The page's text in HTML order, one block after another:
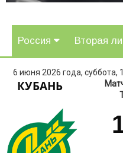
Россия Вторая
6 июня 2026 года, суббота,
КУБАНЬ